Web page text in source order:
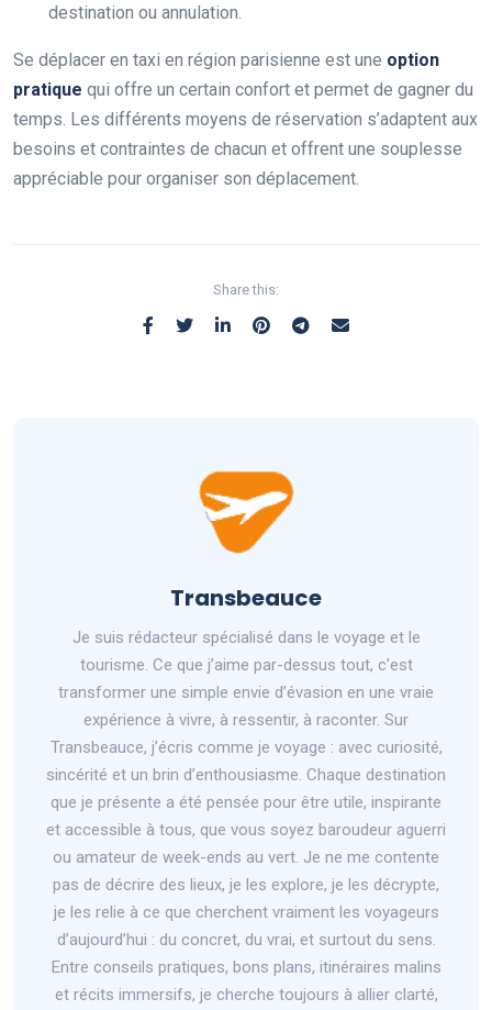
destination ou annulation.
Se déplacer en taxi en région parisienne est une option
pratique qui offre un certain confort et permet de gagner du
temps. Les différents moyens de réservation s’adaptent aux
besoins et contraintes de chacun et offrent une souplesse
appréciable pour organiser son déplacement.
Share this:
Transbeauce
Je suis rédacteur spécialisé dans le voyage et le
tourisme. Ce que j’aime par-dessus tout, c’est
transformer une simple envie d’évasion en une vraie
expérience à vivre, à ressentir, à raconter. Sur
Transbeauce, j’écris comme je voyage : avec curiosité,
sincérité et un brin d’enthousiasme. Chaque destination
que je présente a été pensée pour être utile, inspirante
et accessible à tous, que vous soyez baroudeur aguerri
ou amateur de week-ends au vert. Je ne me contente
pas de décrire des lieux, je les explore, je les décrypte,
je les relie à ce que cherchent vraiment les voyageurs
d’aujourd’hui : du concret, du vrai, et surtout du sens.
Entre conseils pratiques, bons plans, itinéraires malins
et récits immersifs, je cherche toujours à allier clarté,